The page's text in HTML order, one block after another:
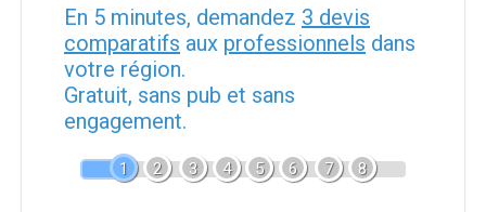
En 5 minutes, demandez 3 devis
comparatifs aux professionnels dans
votre région.
Gratuit, sans pub et sans
engagement.
1 2 3 4 5 6 7 8